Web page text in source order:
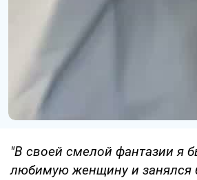
"В своей смелой фантазии я
любимую женщину и